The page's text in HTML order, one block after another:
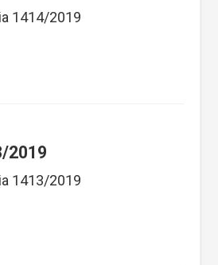
1414/2019
2019
1413/2019